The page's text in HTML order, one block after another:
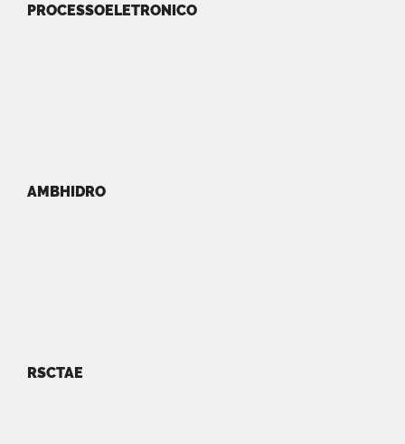
PROCESSOELETRONICO
AMBHIDRO
RSCTAE